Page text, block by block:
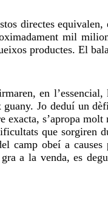
directes
mil
productes. El
en
guany. Jo deduí un
exacta, s’apropa
que sorgiren
camp obeí a
a la venda, es